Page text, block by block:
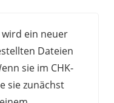
ein neuer
Dateien
sie im CHK-
sie zunächst